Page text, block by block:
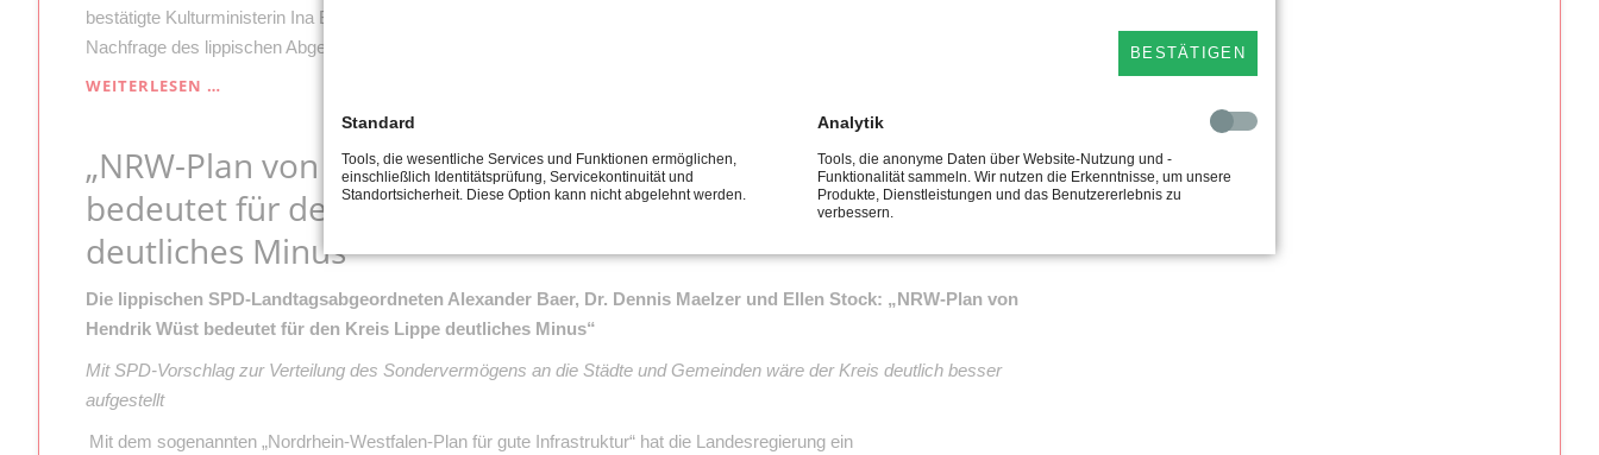
bestätigte Kulturministerin Ina Brandes (CDU) in der jüngsten Sitzung des Kulturausschusses des Landtags auf
Nachfrage des lippischen Abgeordneten Dr. Dennis Maelzer (SPD).
WEITERLESEN …
ERNEUT
LEER
AUS
–
MAELZER
LANDESREGIERUNG
24
OKT
2025
„NRW-Plan von Hendrik Wüst
bedeutet für den Kreis Lippe
deutliches Minus“
Die lippischen SPD-Landtagsabgeordneten Alexander Baer, Dr. Dennis Maelzer und Ellen Stock: „NRW-Plan von
Hendrik Wüst bedeutet für den Kreis Lippe deutliches Minus“
Mit SPD-Vorschlag zur Verteilung des Sondervermögens an die Städte und Gemeinden wäre der Kreis deutlich besser
aufgestellt
Mit dem sogenannten „Nordrhein-Westfalen-Plan für gute Infrastruktur“ hat die Landesregierung ein
BESTÄTIGEN
Standard
Tools, die wesentliche Services und Funktionen ermöglichen,
einschließlich Identitätsprüfung, Servicekontinuität und
Standortsicherheit. Diese Option kann nicht abgelehnt werden.
Analytik
Tools, die anonyme Daten über Website-Nutzung und -
Funktionalität sammeln. Wir nutzen die Erkenntnisse, um unsere
Produkte, Dienstleistungen und das Benutzererlebnis zu
verbessern.